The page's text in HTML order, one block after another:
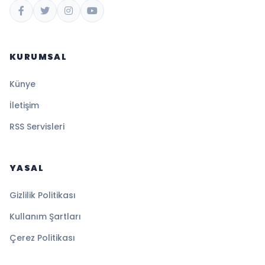
KURUMSAL
Künye
İletişim
RSS Servisleri
YASAL
Gizlilik Politikası
Kullanım Şartları
Çerez Politikası